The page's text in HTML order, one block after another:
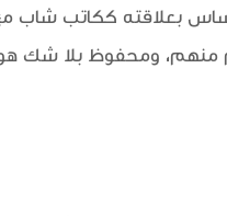
بعلاقته ككاتب
منهم، ومحفوظ بلا شك